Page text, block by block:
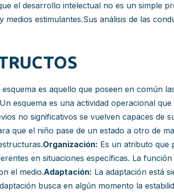
el desarrollo intelectual no es un simple
medios estimulantes.Sus análisis de las
esquema es aquello que poseen en común
esquema es una actividad operacional
no significativos se vuelven capaces de
que el niño pase de un estado a otro de
Organización: Es un atributo que
en situaciones específicas. La
el medio.Adaptación: La adaptación está
busca en algún momento la